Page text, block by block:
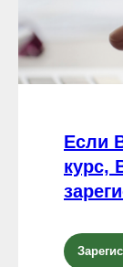
Если
курс,